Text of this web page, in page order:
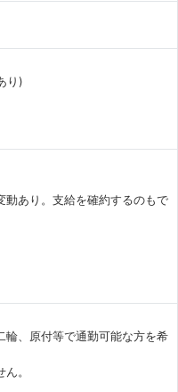
り)
動あり。支給を確約するのもで
輪、原付等で通勤可能な方を希
。